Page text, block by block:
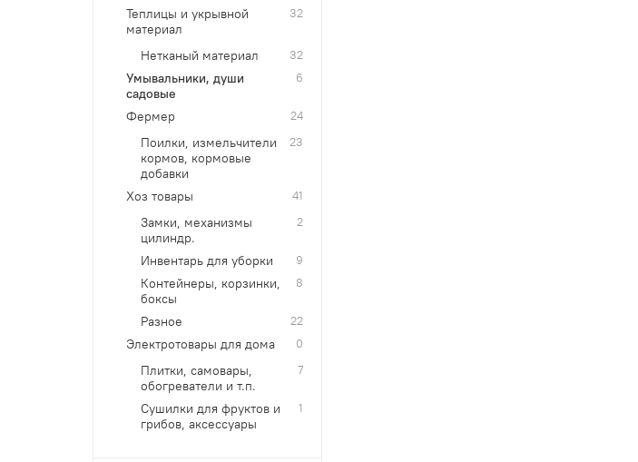
Теплицы и укрывной
материал
32
Нетканый материал 32
Умывальники, души
садовые
6
Фермер 24
Поилки, измельчители
кормов, кормовые
добавки
23
Хоз товары 41
Замки, механизмы
цилиндр.
2
Инвентарь для уборки 9
Контейнеры, корзинки,
боксы
8
Разное 22
Электротовары для дома 0
Плитки, самовары,
обогреватели и т.п.
7
Сушилки для фруктов и
грибов, аксессуары
1